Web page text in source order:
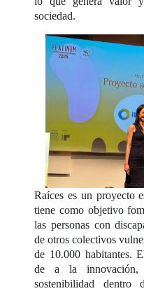
sociedad.
Raíces es un proyecto
tiene como objetivo
las personas con
de otros colectivos
de 10.000 habitantes.
de a la
sostenibilidad dentro